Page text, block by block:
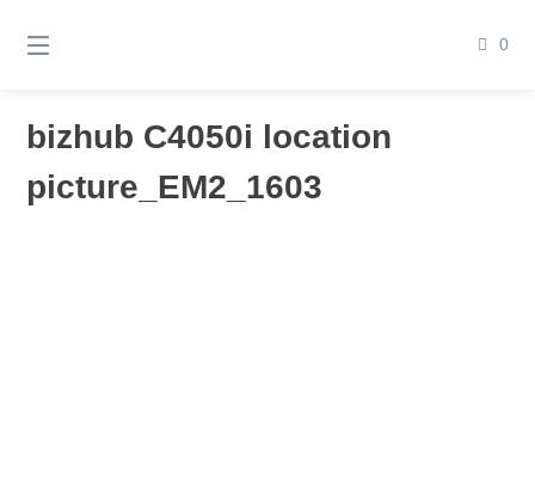
zum
0
bizhub C4050i location
picture_EM2_1603